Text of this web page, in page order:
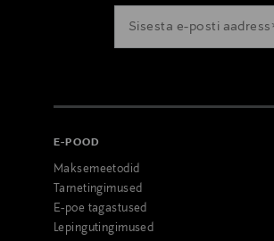
E-POOD
Maksemeetodid
Tarnetingimused
E-poe tagastused
Lepingutingimused